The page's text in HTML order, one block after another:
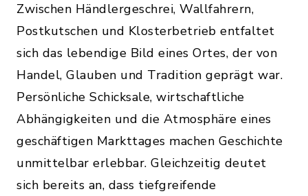
Zwischen Händlergeschrei, Wallfahrern,
Postkutschen und Klosterbetrieb entfaltet
sich das lebendige Bild eines Ortes, der von
Handel, Glauben und Tradition geprägt war.
Persönliche Schicksale, wirtschaftliche
Abhängigkeiten und die Atmosphäre eines
geschäftigen Markttages machen Geschichte
unmittelbar erlebbar. Gleichzeitig deutet
sich bereits an, dass tiefgreifende